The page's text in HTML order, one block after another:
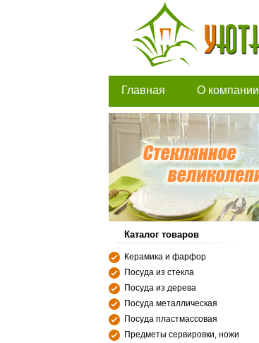
Главная О компании
Каталог товаров
Керамика и фарфор
Посуда из стекла
Посуда из дерева
Посуда металлическая
Посуда пластмассовая
Предметы сервировки, ножи